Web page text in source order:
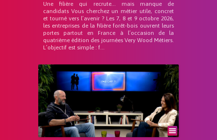
Une filière qui recrute… mais manque de
candidats Vous cherchez un métier utile, concret
et tourné vers l’avenir ? Les 7, 8 et 9 octobre 2026,
les entreprises de la filière forêt-bois ouvrent leurs
portes partout en France à l’occasion de la
quatrième édition des journées Very Wood Métiers.
L’objectif est simple : f...